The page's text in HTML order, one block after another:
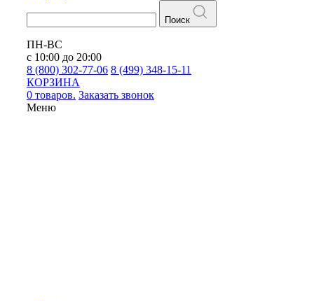
Поиск
ПН-ВС
с 10:00 до 20:00
8 (800) 302-77-06 8 (499) 348-15-11
КОРЗИНА
0 товаров. Заказать звонок
Меню